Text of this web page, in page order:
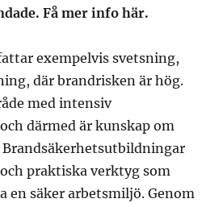
Få mer info här.
exempelvis svetsning,
där brandrisken är hög.
med intensiv
därmed är kunskap om
praktiska verktyg som
en säker arbetsmiljö. Genom